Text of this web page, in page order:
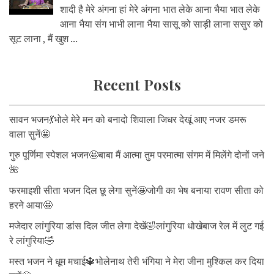
शादी है मेरे अंगना हां मेरे अंगना भात लेके आना भैया भात लेके
आना भैया संग भाभी लाना भैया सासू को साड़ी लाना ससुर को
सूट लाना , मैं खुश ...
Recent Posts
सावन भजन💃भोले मेरे मन को बनादो शिवाला जिधर देखूं आए नजर डमरू
वाला सुनें🤩
गुरु पूर्णिमा स्पेशल भजन🤩बाबा मैं आत्मा तुम परमात्मा संगम में मिलेंगे दोनों जने
🌺
फरमाइशी सीता भजन दिल छू लेगा सुनें🤩जोगी का भेष बनाया रावण सीता को
हरने आया🤩
मजेदार लांगुरिया डांस दिल जीत लेगा देखें🤣लांगुरिया धोखेबाज रेल में लुट गई
रे लांगुरिया🤣
मस्त भजन ने धूम मचाई🔱भोलेनाथ तेरी भंगिया ने मेरा जीना मुश्किल कर दिया